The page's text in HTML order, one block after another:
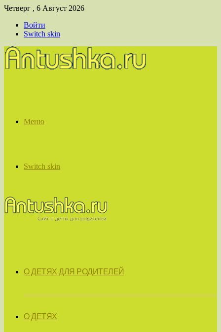
Четверг , 6 Август 2026
Войти
Switch skin
Меню
Switch skin
О ДЕТЯХ ДЛЯ РОДИТЕЛЕЙ
О ДЕТЯХ